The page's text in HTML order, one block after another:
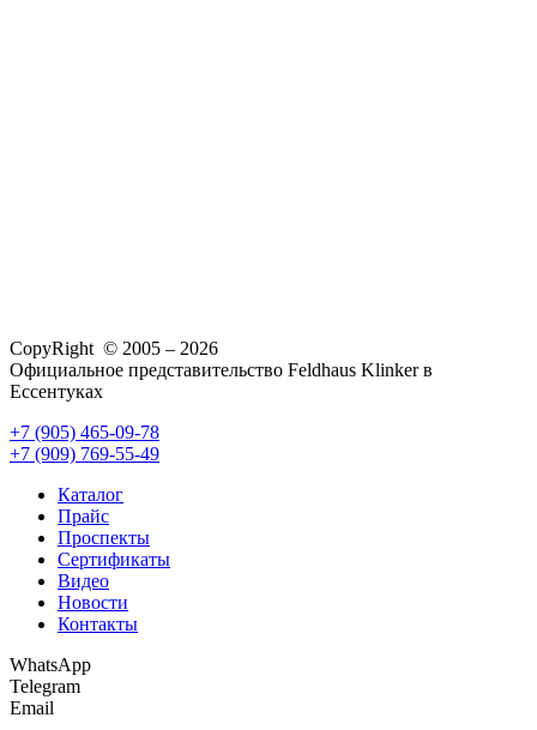
CopyRight © 2005 – 2026
Официальное представительство Feldhaus Klinker в
Ессентуках
+7 (905) 465-09-78
+7 (909) 769-55-49
Каталог
Прайс
Проспекты
Сертификаты
Видео
Новости
Контакты
WhatsApp
Telegram
Email